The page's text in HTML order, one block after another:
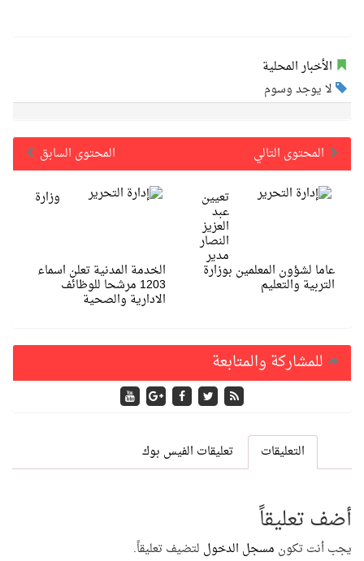
الأخبار المحلية
لا يوجد وسوم
المحتوى السابق
المحتوى التالي
وزارة
الخدمة المدنية تعلن اسماء
1203 مرشحا للوظائف
الادارية والصحية
تعيين
عبد
العزيز
النصار
مدير
عاما لشؤون المعلمين بوزارة
التربية والتعليم
للمشاركة والمتابعة
التعليقات تعليقات الفيس بوك
أضف تعليقاً
يجب أنت تكون مسجل الدخول لتضيف تعليقاً.